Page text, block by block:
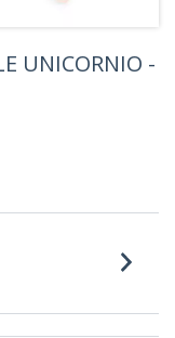
UNICORNIO -